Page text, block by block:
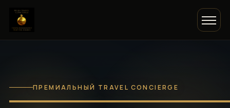
ПРЕМИАЛЬНЫЙ TRAVEL CONCIERGE